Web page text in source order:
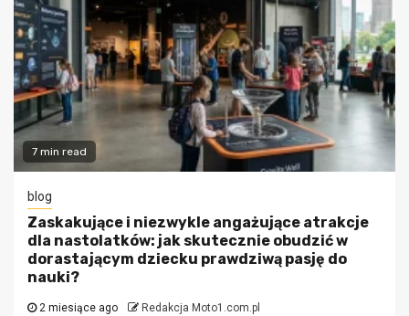
7 min read
blog
Zaskakujące i niezwykle angażujące atrakcje
dla nastolatków: jak skutecznie obudzić w
dorastającym dziecku prawdziwą pasję do
nauki?
2 miesiące ago Redakcja Moto1.com.pl